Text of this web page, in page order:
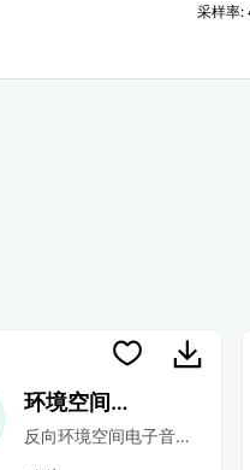
采样率:
量合成器主导的节拍
环境空间电子
反向环境空间电子音效,上升和